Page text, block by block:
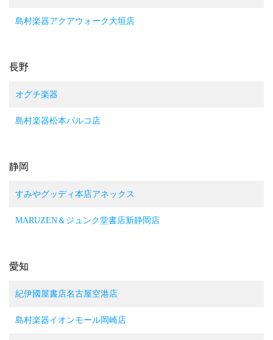
島村楽器アクアウォーク大垣店
長野
オグチ楽器
島村楽器松本パルコ店
静岡
すみやグッディ本店アネックス
MARUZEN＆ジュンク堂書店新静岡店
愛知
紀伊國屋書店名古屋空港店
島村楽器イオンモール岡崎店